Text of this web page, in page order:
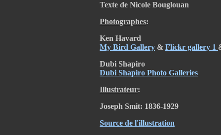
Texte de Nicole Bouglouan
Photographes:
Ken Havard
My Bird Gallery & Flickr gallery 1
Dubi Shapiro
Dubi Shapiro Photo Galleries
Illustrateur:
Joseph Smit: 1836-1929
Source de l'illustration